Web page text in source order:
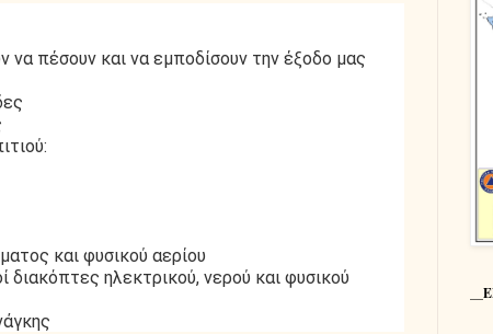
πέσουν και να εμποδίσουν την έξοδο μας
και φυσικού αερίου
διακόπτες ηλεκτρικού, νερού και φυσικού